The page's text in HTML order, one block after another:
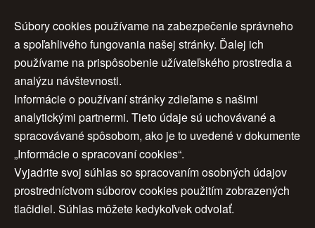
Cena: 4 300 €
>>
Úvod | O nás | Obchodné podmienky |
Ochrana osobných údajov | Cookies
Súbory cookies používame na zabezpečenie správneho
a spoľahlivého fungovania našej stránky. Ďalej ich
používame na prispôsobenie užívateľského prostredia a
analýzu návštevnosti.
Informácie o používaní stránky zdieľame s našimi
analytickými partnermi. Tieto údaje sú uchovávané a
spracovávané spôsobom, ako je to uvedené v dokumente
„Informácie o spracovaní cookies“.
Vyjadrite svoj súhlas so spracovaním osobných údajov
prostredníctvom súborov cookies použitím zobrazených
tlačidiel. Súhlas môžete kedykoľvek odvolať.